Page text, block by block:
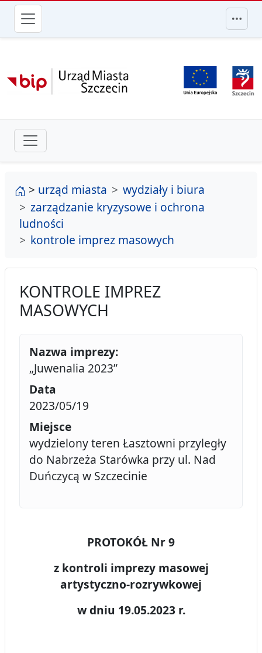
przejdź do głównego menu
strona główna
> urząd miasta
wydziały i biura
zarządzanie kryzysowe i ochrona
ludności
kontrole imprez masowych
KONTROLE IMPREZ
MASOWYCH
Nazwa imprezy:
„Juwenalia 2023”
Data
2023/05/19
Miejsce
wydzielony teren Łasztowni przyległy
do Nabrzeża Starówka przy ul. Nad
Duńczycą w Szczecinie
PROTOKÓŁ Nr 9
z kontroli imprezy masowej
artystyczno-rozrywkowej
w dniu 19.05.2023 r.